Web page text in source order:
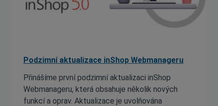
Podzimní aktualizace inShop Webmanageru
Přinášíme první podzimní aktualizaci inShop
Webmanageru, která obsahuje několik nových
funkcí a oprav. Aktualizace je uvolňována